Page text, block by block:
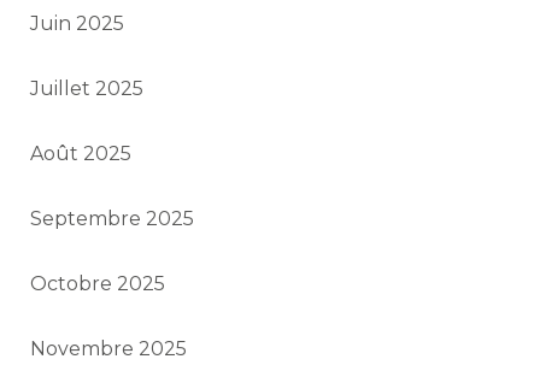
Juin 2025
Juillet 2025
Août 2025
Septembre 2025
Octobre 2025
Novembre 2025